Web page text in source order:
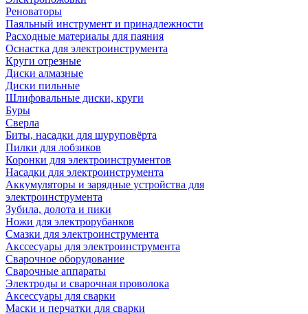
Реноваторы
Паяльный инструмент и принадлежности
Расходные материалы для паяния
Оснастка для электроинструмента
Круги отрезные
Диски алмазные
Диски пильные
Шлифовальные диски, круги
Буры
Сверла
Биты, насадки для шуруповёрта
Пилки для лобзиков
Коронки для электроинструментов
Насадки для электроинструмента
Аккумуляторы и зарядные устройства для
электроинструмента
Зубила, долота и пики
Ножи для электрорубанков
Смазки для электроинструмента
Акссесуары для электроинструмента
Сварочное оборудование
Сварочные аппараты
Электроды и сварочная проволока
Аксессуары для сварки
Маски и перчатки для сварки